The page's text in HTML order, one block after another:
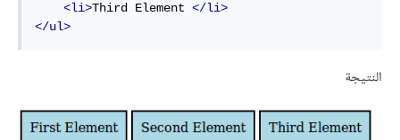
<li>Third Element </li>
</ul>
النتيجة